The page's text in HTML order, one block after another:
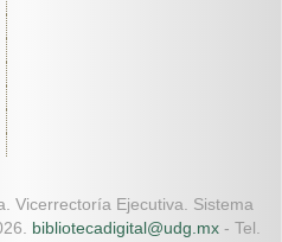
Vicerrectoría Ejecutiva. Sistema
bibliotecadigital@udg.mx - Tel.